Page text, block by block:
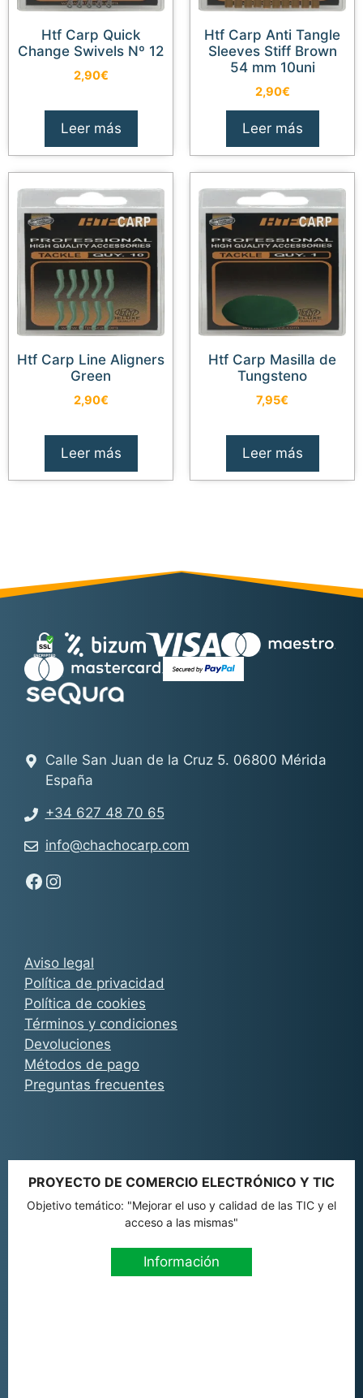
Htf Carp Quick
Change Swivels Nº 12
2,90€
Leer más
Htf Carp Anti Tangle
Sleeves Stiff Brown
54 mm 10uni
2,90€
Leer más
Htf Carp Line Aligners
Green
2,90€
Leer más
Htf Carp Masilla de
Tungsteno
7,95€
Leer más
Aviso legal
Política de privacidad
Política de cookies
Términos y condiciones
Devoluciones
Métodos de pago
Preguntas frecuentes
Calle San Juan de la Cruz 5. 06800 Mérida
España
+34 627 48 70 65
info@chachocarp.com
Síguenos en Facebook - Chachocarp
Síguenos en Instagram - Chachocarp
PROYECTO DE COMERCIO ELECTRÓNICO Y TIC
Objetivo temático: "Mejorar el uso y calidad de las TIC y el
acceso a las mismas"
Información